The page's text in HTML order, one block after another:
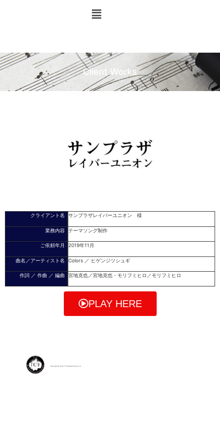
Client Works
クライアント名 サンプラザレイバーユニオン 様
業務内容 テーマソング制作
ご依頼年月 2019年11月
曲名／アーティスト名 Colors ／ ヒゲンジツシュギ
作詞 ／ 作曲 ／ 編曲 宮地克也／宮地克也・モリフミヒロ／モリフミヒロ
PLAY HERE
Copyright © 2021 TC Entertainment LLC.